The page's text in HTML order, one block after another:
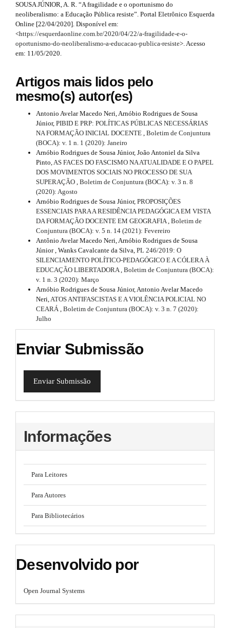
.
s
i
d
e
b
r
#
#
SOUSA JÚNIOR, A. R. “A fragilidade e o oportunismo do
neoliberalismo: a Educação Pública resiste”. Portal Eletrônico Esquerda
Online [22/04/2020]. Disponível em:
<https://esquerdaonline.com.br/2020/04/22/a-fragilidade-e-o-
oportunismo-do-neoliberalismo-a-educacao-publica-resiste>. Acesso
em: 11/05/2020.
Artigos mais lidos pelo
mesmo(s) autor(es)
Antonio Avelar Macedo Neri, Arnóbio Rodrigues de Sousa
Júnior, PIBID E PRP: POLÍTICAS PÚBLICAS NECESSÁRIAS
NA FORMAÇÃO INICIAL DOCENTE , Boletim de Conjuntura
(BOCA): v. 1 n. 1 (2020): Janeiro
Arnóbio Rodrigues de Sousa Júnior, João Antoniel da Silva
Pinto,AS FACES DO FASCISMO NA ATUALIDADE E O PAPEL
DOS MOVIMENTOS SOCIAIS NO PROCESSO DE SUA
SUPERAÇÃO , Boletim de Conjuntura (BOCA): v. 3 n. 8
(2020): Agosto
Arnóbio Rodrigues de Sousa Júnior, PROPOSIÇÕES
ESSENCIAIS PARA A RESIDÊNCIA PEDAGÓGICA EM VISTA
DA FORMAÇÃO DOCENTE EM GEOGRAFIA, Boletim de
Conjuntura (BOCA): v. 5 n. 14 (2021): Fevereiro
Antônio Avelar Macedo Neri, Arnóbio Rodrigues de Sousa
Júnior , Wanks Cavalcante da Silva, PL 246/2019: O
SILENCIAMENTO POLÍTICO-PEDAGÓGICO E A CÓLERA À
EDUCAÇÃO LIBERTADORA, Boletim de Conjuntura (BOCA):
v. 1 n. 3 (2020): Março
Arnóbio Rodrigues de Sousa Júnior, Antonio Avelar Macedo
Neri,ATOS ANTIFASCISTAS E A VIOLÊNCIA POLICIAL NO
CEARÁ, Boletim de Conjuntura (BOCA): v. 3 n. 7 (2020):
Julho
Enviar Submissão
Enviar Submissão
Informações
Para Leitores
Para Autores
Para Bibliotecários
Desenvolvido por
Open Journal Systems